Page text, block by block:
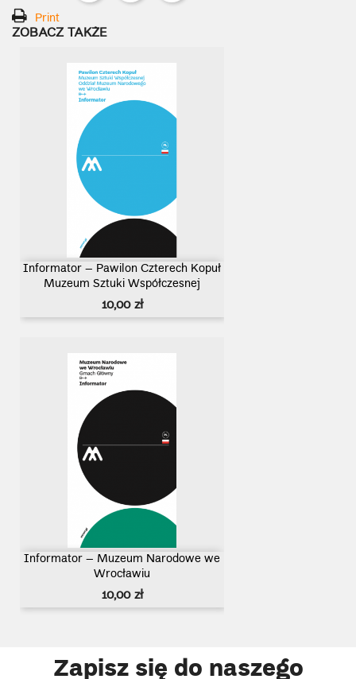
Print
ZOBACZ TAKŻE
Informator – Pawilon Czterech Kopuł
Muzeum Sztuki Współczesnej
Cena
10,00 zł
Informator – Muzeum Narodowe we
Wrocławiu
Cena
10,00 zł
Zapisz się do naszego